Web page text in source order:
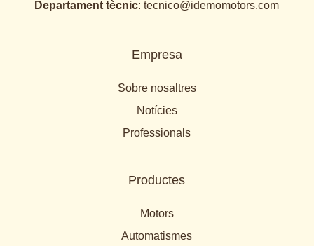
Departament tècnic:tecnico@idemomotors.com
Empresa
Sobre nosaltres
Notícies
Professionals
Productes
Motors
Automatismes